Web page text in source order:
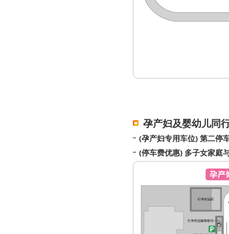
孕产妇及婴幼儿同
(孕产妇专用车位) 第二停
(停车费优惠) 多子女家庭